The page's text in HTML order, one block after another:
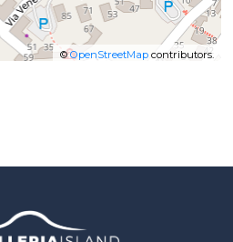
©OpenStreetMapcontributors.